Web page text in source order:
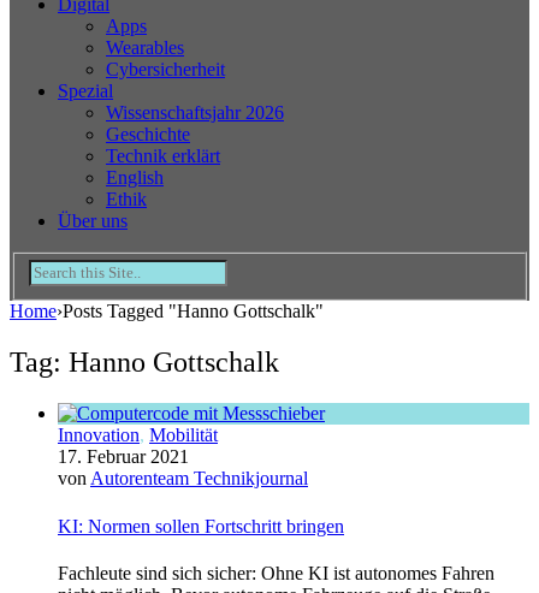
Apps
Wearables
Cybersicherheit
Spezial
Wissenschaftsjahr 2026
Geschichte
Technik erklärt
English
Ethik
Über uns
Home›Posts Tagged "Hanno Gottschalk"
Tag: Hanno Gottschalk
Innovation, Mobilität
17. Februar 2021
von Autorenteam Technikjournal
KI: Normen sollen Fortschritt bringen
Fachleute sind sich sicher: Ohne KI ist autonomes Fahren